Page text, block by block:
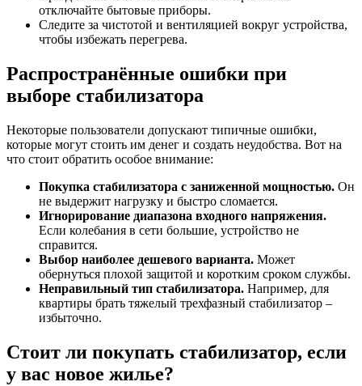
отключайте бытовые приборы.
Следите за чистотой и вентиляцией вокруг устройства,
чтобы избежать перегрева.
Распространённые ошибки при
выборе стабилизатора
Некоторые пользователи допускают типичные ошибки,
которые могут стоить им денег и создать неудобства. Вот на
что стоит обратить особое внимание:
Покупка стабилизатора с заниженной мощностью. Он
не выдержит нагрузку и быстро сломается.
Игнорирование диапазона входного напряжения.
Если колебания в сети большие, устройство не
справится.
Выбор наиболее дешевого варианта. Может
обернуться плохой защитой и коротким сроком службы.
Неправильный тип стабилизатора. Например, для
квартиры брать тяжелый трехфазный стабилизатор –
избыточно.
Стоит ли покупать стабилизатор, если
у вас новое жилье?